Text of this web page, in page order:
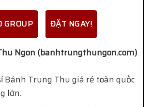
GROUP ĐẶT NGAY!
Ngon (banhtrungthungon.com)
Bánh Trung Thu giá rẻ toàn quốc
lớn.